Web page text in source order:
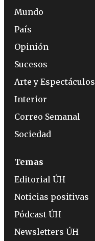
Mundo
País
Opinión
Sucesos
Arte y Espectáculos
Interior
Correo Semanal
Sociedad
Temas
Editorial ÚH
Noticias positivas
Pódcast ÚH
Newsletters ÚH